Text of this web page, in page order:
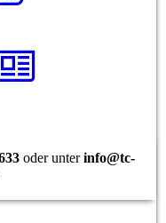
oder unterinfo@tc-